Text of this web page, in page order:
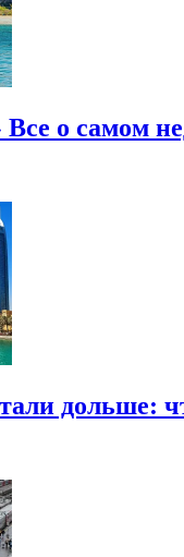
Все о самом
дольше: